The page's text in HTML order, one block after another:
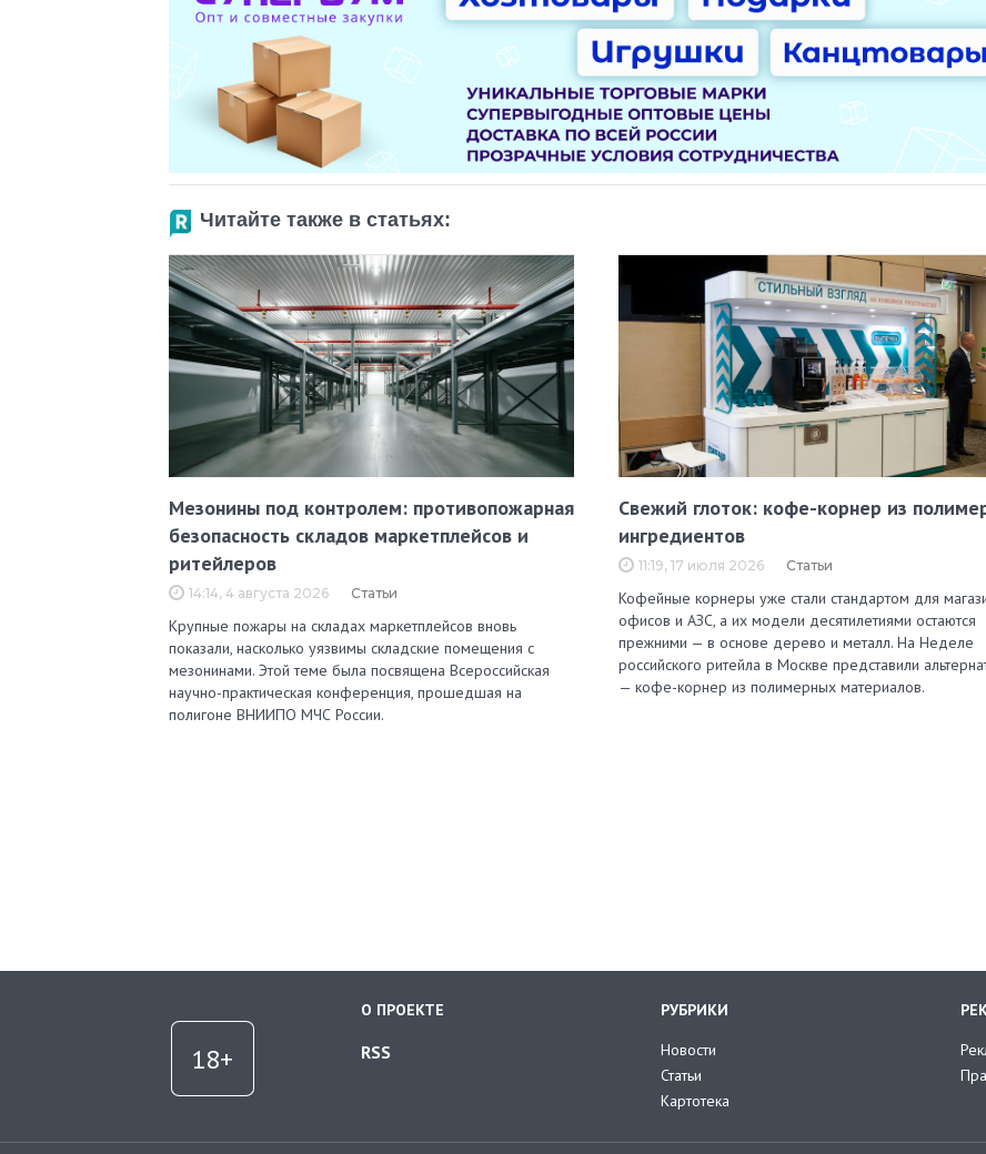
Читайте также в статьях:
Мезонины под контролем: противопожарная
безопасность складов маркетплейсов и
ритейлеров
14:14, 4 августа 2026 Статьи
Крупные пожары на складах маркетплейсов вновь
показали, насколько уязвимы складские помещения с
мезонинами. Этой теме была посвящена Всероссийская
научно-практическая конференция, прошедшая на
полигоне ВНИИПО МЧС России.
Свежий глоток: кофе-корнер из
ингредиентов
11:19, 17 июля 2026 Статьи
Кофейные корнеры уже стали стандартом для
офисов и АЗС, а их модели десятилетиями остаются
прежними — в основе дерево и металл. На Неделе
российского ритейла в Москве представили
— кофе-корнер из полимерных материалов.
О ПРОЕКТЕ
RSS
РУБРИКИ
Новости
Статьи
Картотека